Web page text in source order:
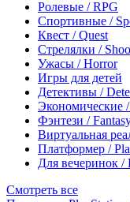
Ролевые / RPG
Спортивные /
Квест / Quest
Стрелялки /
Ужасы / Horror
Игры для детей
Детективы /
Экономические
Фэнтези /
Виртуальная
Платформер /
Для вечеринок /
Смотреть все